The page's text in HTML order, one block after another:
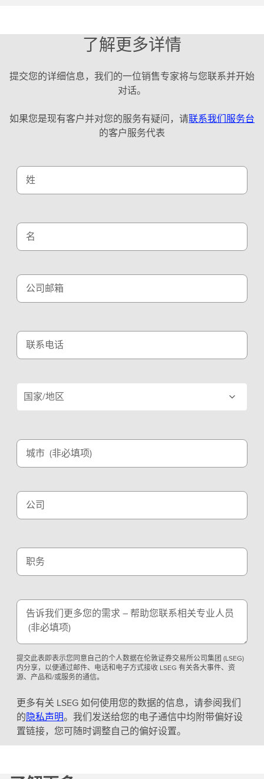
了解更多详情
提交您的详细信息，我们的一位销售专家将与您联系并开始
对话。
如果您是现有客户并对您的服务有疑问，请联系我们服务台
的客户服务代表
姓
名
公司邮箱
联系电话
国家/地区
城市 (非必填项)
公司
职务
告诉我们更多您的需求 – 帮助您联系相关专业人员
(非必填项)
提交此表即表示您同意自己的个人数据在伦敦证券交易所公司集团 (LSEG)
内分享，以便通过邮件、电话和电子方式接收 LSEG 有关各大事件、资
源、产品和/或服务的通信。
更多有关 LSEG 如何使用您的数据的信息，请参阅我们
的隐私声明。我们发送给您的电子通信中均附带偏好设
置链接，您可随时调整自己的偏好设置。